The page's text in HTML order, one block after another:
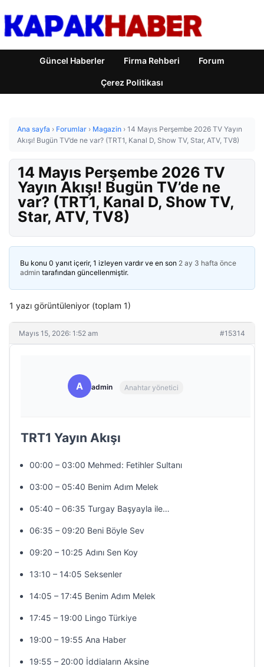
Güncel Haberler Firma Rehberi Forum
Çerez Politikası
Ana sayfa › Forumlar › Magazin › 14 Mayıs Perşembe 2026 TV Yayın
Akışı! Bugün TV’de ne var? (TRT1, Kanal D, Show TV, Star, ATV, TV8)
14 Mayıs Perşembe 2026 TV
Yayın Akışı! Bugün TV’de ne
var? (TRT1, Kanal D, Show TV,
Star, ATV, TV8)
Bu konu 0 yanıt içerir, 1 izleyen vardır ve en son 2 ay 3 hafta önce
admin tarafından güncellenmiştir.
1 yazı görüntüleniyor (toplam 1)
Mayıs 15, 2026: 1:52 am #15314
A admin Anahtar yönetici
TRT1 Yayın Akışı
00:00 – 03:00 Mehmed: Fetihler Sultanı
03:00 – 05:40 Benim Adım Melek
05:40 – 06:35 Turgay Başyayla ile…
06:35 – 09:20 Beni Böyle Sev
09:20 – 10:25 Adını Sen Koy
13:10 – 14:05 Seksenler
14:05 – 17:45 Benim Adım Melek
17:45 – 19:00 Lingo Türkiye
19:00 – 19:55 Ana Haber
19:55 – 20:00 İddiaların Aksine